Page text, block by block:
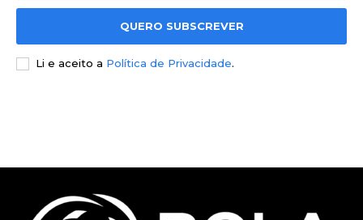
QUERO SUBSCREVER
Li e aceito a Política de Privacidade.